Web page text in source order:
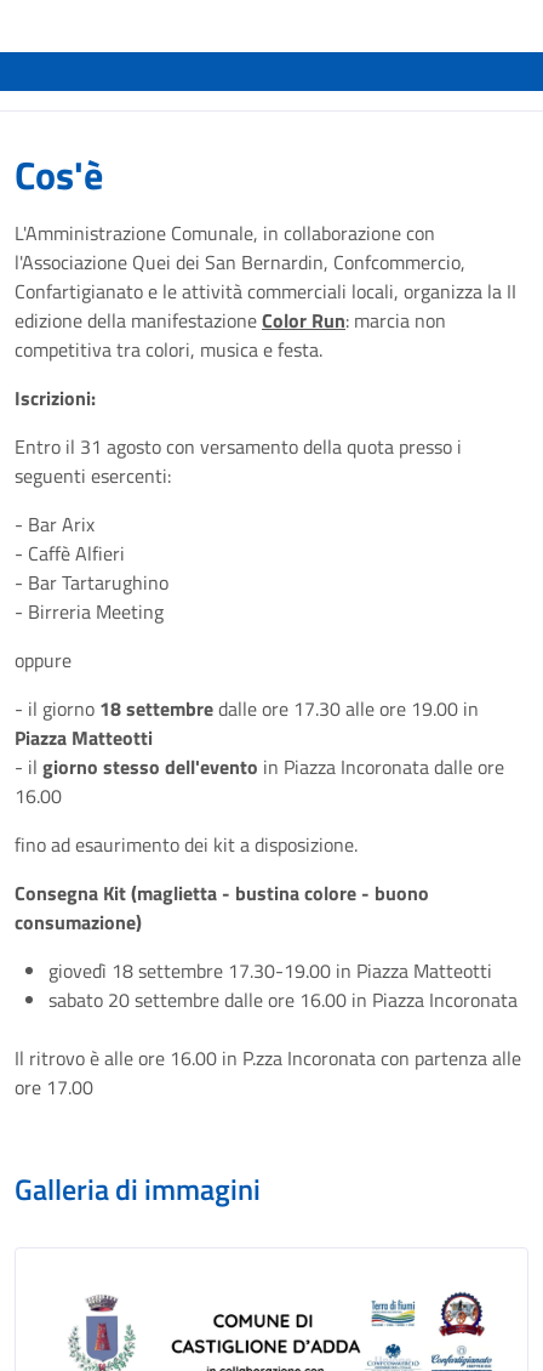
Cos'è
L'Amministrazione Comunale, in collaborazione con
l'Associazione Quei dei San Bernardin, Confcommercio,
Confartigianato e le attività commerciali locali, organizza la II
edizione della manifestazioneColor Run: marcia non
competitiva tra colori, musica e festa.
Iscrizioni:
Entro il 31 agosto con versamento della quota presso i
seguenti esercenti:
- Bar Arix
- Caffè Alfieri
- Bar Tartarughino
- Birreria Meeting
oppure
- il giorno 18 settembredalle ore 17.30 alle ore 19.00 in
Piazza Matteotti
- il giorno stesso dell'evento in Piazza Incoronata dalle ore
16.00
fino ad esaurimento dei kit a disposizione.
Consegna Kit (maglietta - bustina colore - buono
consumazione)
giovedì 18 settembre 17.30-19.00 in Piazza Matteotti
sabato 20 settembre dalle ore 16.00 in Piazza Incoronata
Il ritrovo è alle ore 16.00 in P.zza Incoronata con partenza alle
ore 17.00
Galleria di immagini